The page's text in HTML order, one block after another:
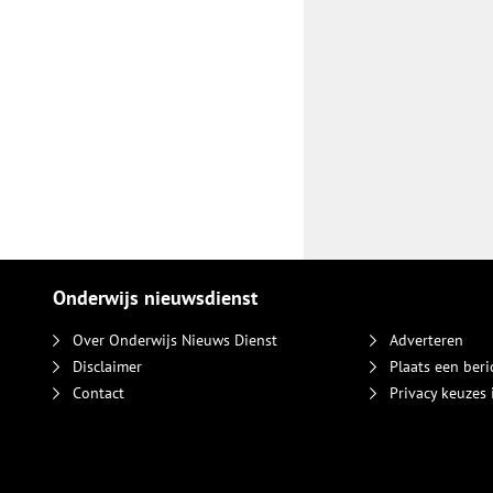
Onderwijs nieuwsdienst
Over Onderwijs Nieuws Dienst
Disclaimer
Contact
Adverteren
Plaats een
Privacy